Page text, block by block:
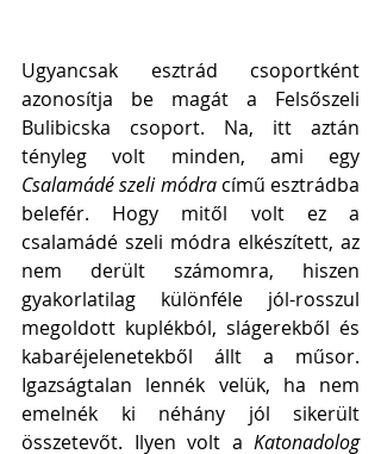
Ugyancsak esztrád csoportként
azonosítja be magát a Felsőszeli
Bulibicska csoport. Na, itt aztán
tényleg volt minden, ami egy
Csalamádé szeli módra című esztrádba
belefér. Hogy mitől volt ez a
csalamádé szeli módra elkészített, az
nem derült számomra, hiszen
gyakorlatilag különféle jól-rosszul
megoldott kuplékból, slágerekből és
kabaréjelenetekből állt a műsor.
Igazságtalan lennék velük, ha nem
emelnék ki néhány jól sikerült
összetevőt. Ilyen volt a Katonadolog